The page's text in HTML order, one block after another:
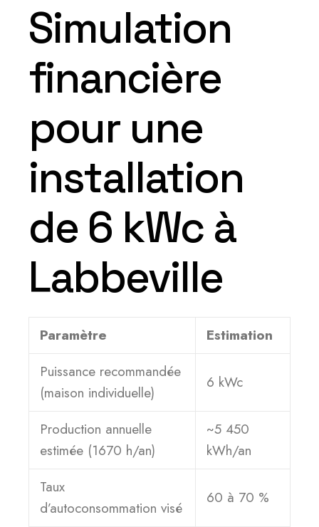
Simulation
financière
pour une
installation
de 6 kWc à
Labbeville
Paramètre
Estimation
Puissance recommandée
(maison individuelle)
6 kWc
Production annuelle
estimée (1670 h/an)
~5 450
kWh/an
Taux
d’autoconsommation visé
60 à 70 %